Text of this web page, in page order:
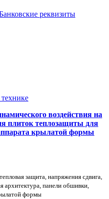
реквизиты
воздействия на
плиток теплозащиты для
крылатой формы
защита, напряжения сдвига,
архитектура, панели обшивки,
формы